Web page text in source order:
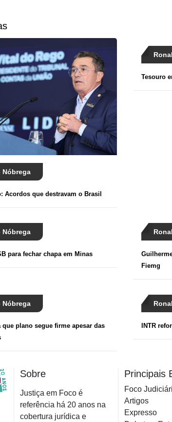
Nóbrega
Acordos que destravam o Brasil
Tesouro
Nóbrega
para fechar chapa em Minas
Fiemg
Nóbrega
que plano segue firme apesar das
INTR
Sobre
Justiça em Foco é
referência há 20 anos na
cobertura jurídica e
Principais
Foco
Artigos
Expresso